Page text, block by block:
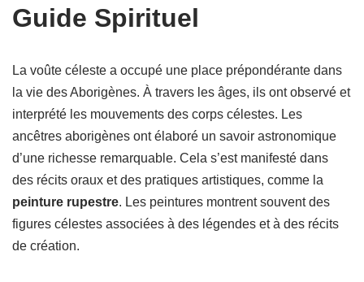
Guide Spirituel
La voûte céleste a occupé une place prépondérante dans
la vie des Aborigènes. À travers les âges, ils ont observé et
interprété les mouvements des corps célestes. Les
ancêtres aborigènes ont élaboré un savoir astronomique
d’une richesse remarquable. Cela s’est manifesté dans
des récits oraux et des pratiques artistiques, comme la
peinture rupestre. Les peintures montrent souvent des
figures célestes associées à des légendes et à des récits
de création.